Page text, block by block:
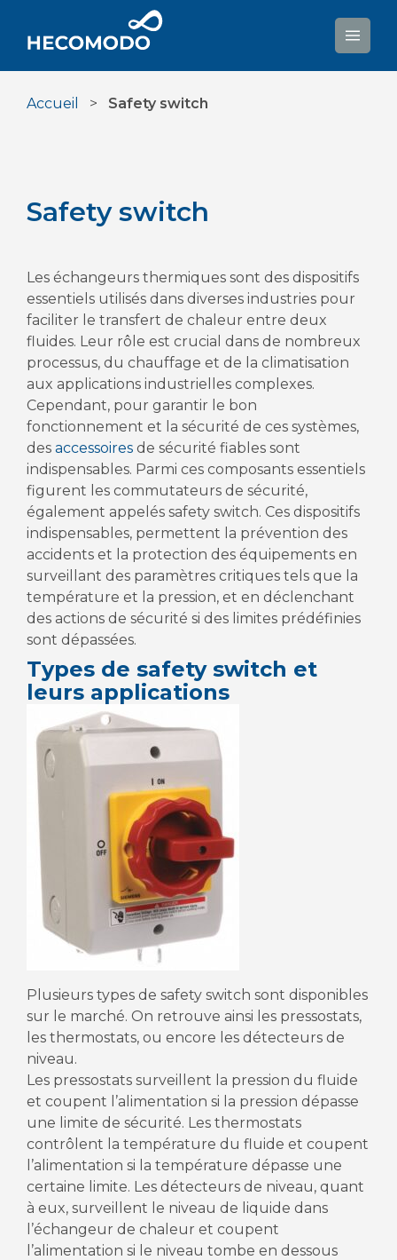
contenu
Accueil > Safety switch
Safety switch
Les échangeurs thermiques sont des dispositifs
essentiels utilisés dans diverses industries pour
faciliter le transfert de chaleur entre deux
fluides. Leur rôle est crucial dans de nombreux
processus, du chauffage et de la climatisation
aux applications industrielles complexes.
Cependant, pour garantir le bon
fonctionnement et la sécurité de ces systèmes,
des accessoires de sécurité fiables sont
indispensables. Parmi ces composants essentiels
figurent les commutateurs de sécurité,
également appelés safety switch. Ces dispositifs
indispensables, permettent la prévention des
accidents et la protection des équipements en
surveillant des paramètres critiques tels que la
température et la pression, et en déclenchant
des actions de sécurité si des limites prédéfinies
sont dépassées.
Types de safety switch et
leurs applications
Plusieurs types de safety switch sont disponibles
sur le marché. On retrouve ainsi les pressostats,
les thermostats, ou encore les détecteurs de
niveau.
Les pressostats surveillent la pression du fluide
et coupent l’alimentation si la pression dépasse
une limite de sécurité. Les thermostats
contrôlent la température du fluide et coupent
l’alimentation si la température dépasse une
certaine limite. Les détecteurs de niveau, quant
à eux, surveillent le niveau de liquide dans
l’échangeur de chaleur et coupent
l’alimentation si le niveau tombe en dessous